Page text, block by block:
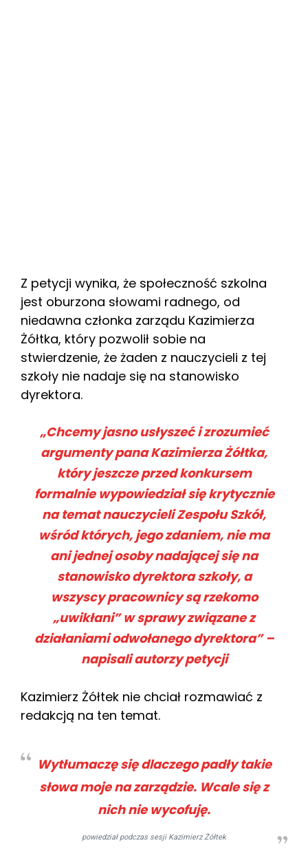
Z petycji wynika, że społeczność szkolna
jest oburzona słowami radnego, od
niedawna członka zarządu Kazimierza
Żółtka, który pozwolił sobie na
stwierdzenie, że żaden z nauczycieli z tej
szkoły nie nadaje się na stanowisko
dyrektora.
„Chcemy jasno usłyszeć i zrozumieć
argumenty pana Kazimierza Żółtka,
który jeszcze przed konkursem
formalnie wypowiedział się krytycznie
na temat nauczycieli Zespołu Szkół,
wśród których, jego zdaniem, nie ma
ani jednej osoby nadającej się na
stanowisko dyrektora szkoły, a
wszyscy pracownicy są rzekomo
„uwikłani” w sprawy związane z
działaniami odwołanego dyrektora” –
napisali autorzy petycji
Kazimierz Żółtek nie chciał rozmawiać z
redakcją na ten temat.
Wytłumaczę się dlaczego padły takie
słowa moje na zarządzie. Wcale się z
nich nie wycofuję.
powiedział podczas sesji Kazimierz Żółtek